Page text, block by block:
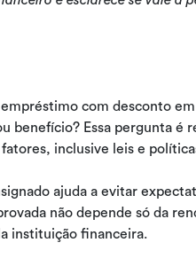
com desconto
benefício? Essa pergunta é
inclusive leis e
ajuda a evitar
não depende só da
instituição financeira.